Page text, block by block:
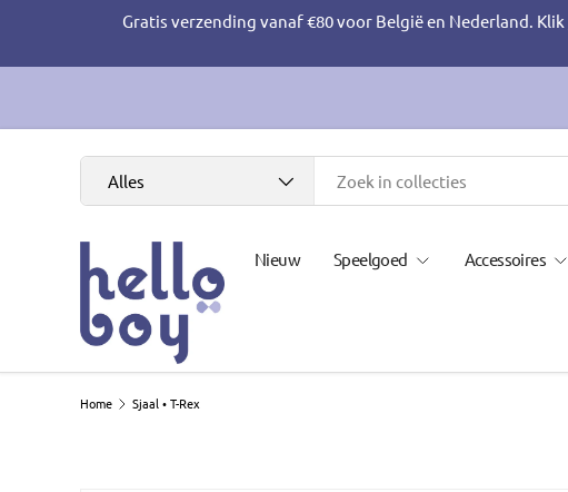
Gratis verzending vanaf €80 voor België en Nederland. Klik
Alles
Nieuw Speelgoed Accessoires
Home Sjaal • T-Rex